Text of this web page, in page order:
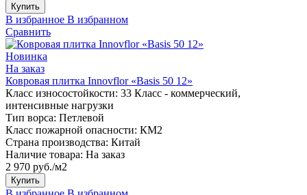
Купить
В избранное В избранном
Сравнить
Новинка
На заказ
Ковровая плитка Innovflor «Basis 50 12»
Класс износостойкости: 33 Класс - коммерческий,
интенсивные нагрузки
Тип ворса: Петлевой
Класс пожарной опасности: КМ2
Страна производства: Китай
Наличие товара: На заказ
2 970 руб./м2
Купить